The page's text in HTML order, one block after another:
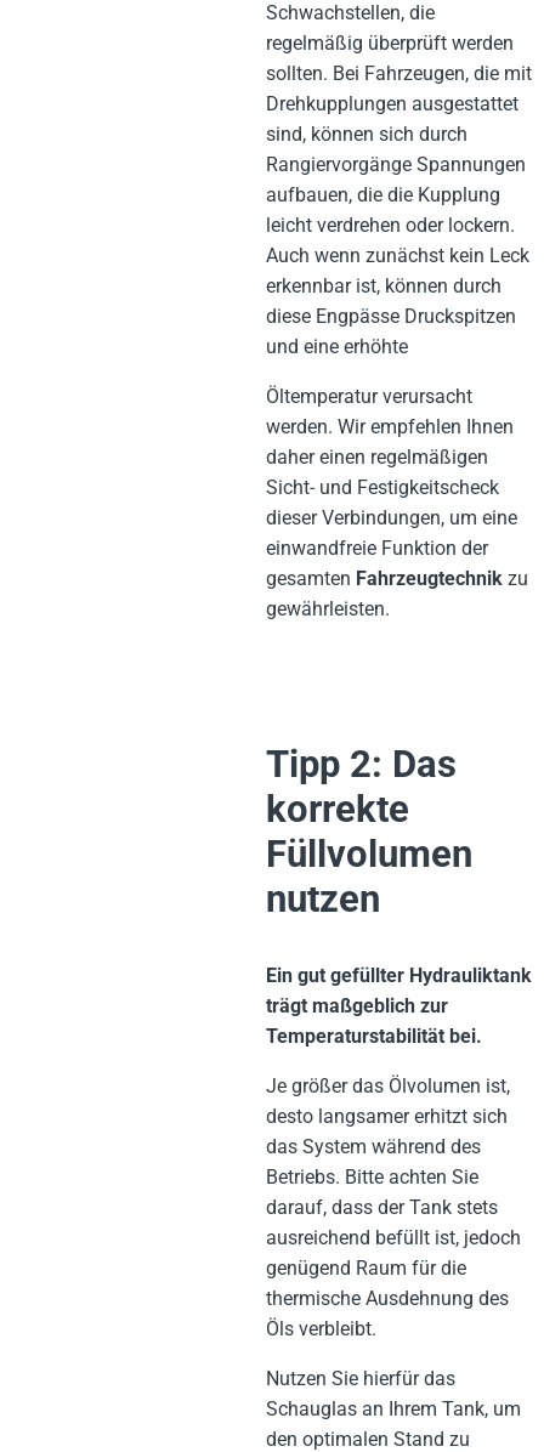
Schwachstellen, die
regelmäßig überprüft werden
sollten. Bei Fahrzeugen, die mit
Drehkupplungen ausgestattet
sind, können sich durch
Rangiervorgänge Spannungen
aufbauen, die die Kupplung
leicht verdrehen oder lockern.
Auch wenn zunächst kein Leck
erkennbar ist, können durch
diese Engpässe Druckspitzen
und eine erhöhte
Öltemperatur verursacht
werden. Wir empfehlen Ihnen
daher einen regelmäßigen
Sicht- und Festigkeitscheck
dieser Verbindungen, um eine
einwandfreie Funktion der
gesamten Fahrzeugtechnikzu
gewährleisten.
Tipp 2: Das
korrekte
Füllvolumen
nutzen
Ein gut gefüllter Hydrauliktank
trägt maßgeblich zur
Temperaturstabilität bei.
Je größer das Ölvolumen ist,
desto langsamer erhitzt sich
das System während des
Betriebs. Bitte achten Sie
darauf, dass der Tank stets
ausreichend befüllt ist, jedoch
genügend Raum für die
thermische Ausdehnung des
Öls verbleibt.
Nutzen Sie hierfür das
Schauglas an Ihrem Tank, um
den optimalen Stand zu